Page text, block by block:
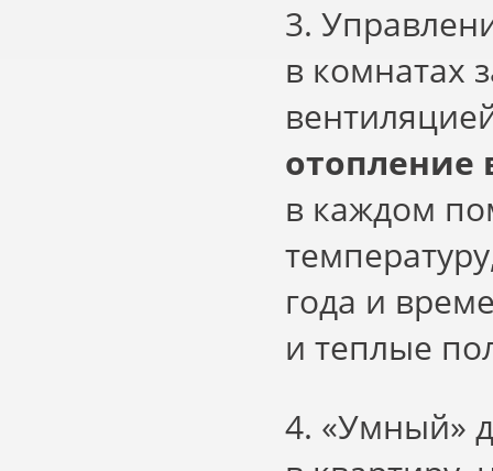
3.
в комнатах
отопление
в каждом
года и
и теплые
4. «Умный»